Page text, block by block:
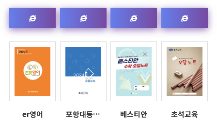
er영어 포항대동… 베스티안 초석교육